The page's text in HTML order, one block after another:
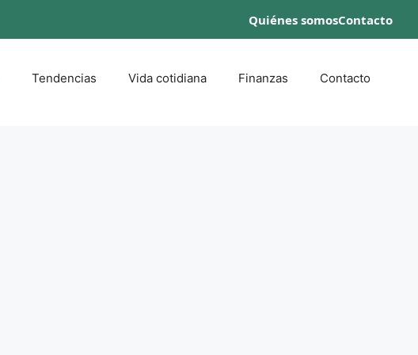
Quiénes somosContacto
Tendencias Vida cotidiana Finanzas Contacto